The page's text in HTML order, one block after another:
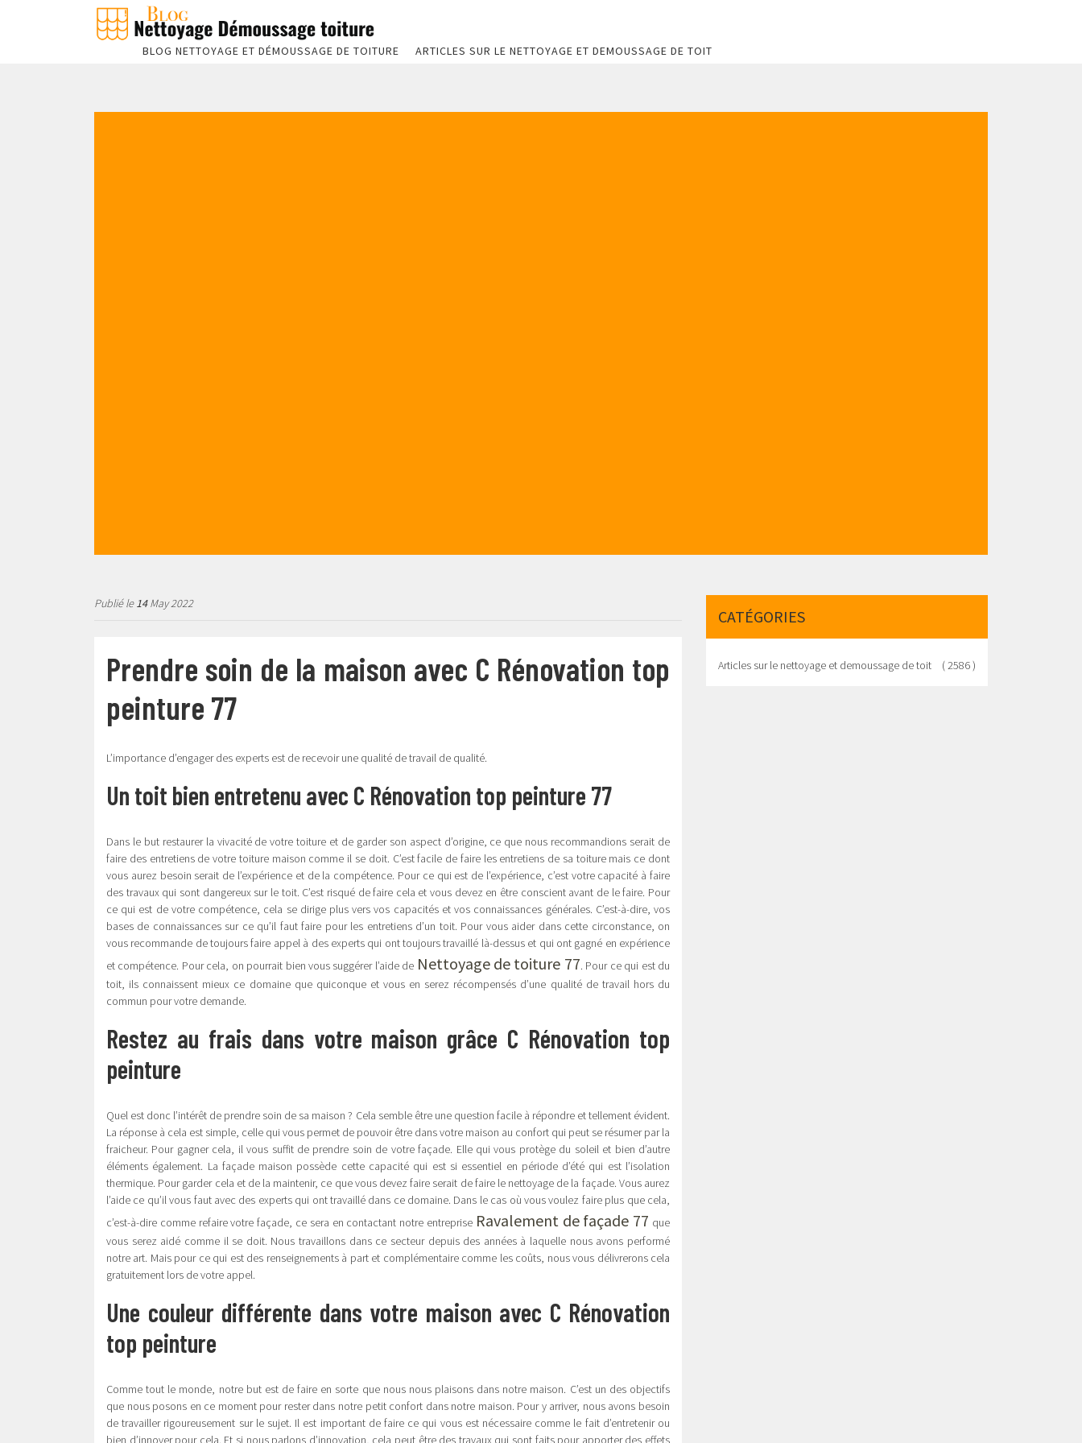
BLOG NETTOYAGE ET DÉMOUSSAGE DE TOITURE ARTICLES SUR LE NETTOYAGE ET DEMOUSSAGE DE TOIT
Publié le14May 2022
Prendre soin de la maison avec C Rénovation top
peinture 77
L’importance d’engager des experts est de recevoir une qualité de travail de qualité.
Un toit bien entretenu avec C Rénovation top peinture 77
Dans le but restaurer la vivacité de votre toiture et de garder son aspect d’origine, ce que nous recommandions serait de
faire des entretiens de votre toiture maison comme il se doit. C’est facile de faire les entretiens de sa toiture mais ce dont
vous aurez besoin serait de l’expérience et de la compétence. Pour ce qui est de l’expérience, c’est votre capacité à faire
des travaux qui sont dangereux sur le toit. C’est risqué de faire cela et vous devez en être conscient avant de le faire. Pour
ce qui est de votre compétence, cela se dirige plus vers vos capacités et vos connaissances générales. C’est-à-dire, vos
bases de connaissances sur ce qu’il faut faire pour les entretiens d’un toit. Pour vous aider dans cette circonstance, on
vous recommande de toujours faire appel à des experts qui ont toujours travaillé là-dessus et qui ont gagné en expérience
et compétence. Pour cela, on pourrait bien vous suggérer l’aide de Nettoyage de toiture 77. Pour ce qui est du
toit, ils connaissent mieux ce domaine que quiconque et vous en serez récompensés d’une qualité de travail hors du
commun pour votre demande.
Restez au frais dans votre maison grâce C Rénovation top
peinture
Quel est donc l’intérêt de prendre soin de sa maison ? Cela semble être une question facile à répondre et tellement évident.
La réponse à cela est simple, celle qui vous permet de pouvoir être dans votre maison au confort qui peut se résumer par la
fraicheur. Pour gagner cela, il vous suffit de prendre soin de votre façade. Elle qui vous protège du soleil et bien d’autre
éléments également. La façade maison possède cette capacité qui est si essentiel en période d’été qui est l’isolation
thermique. Pour garder cela et de la maintenir, ce que vous devez faire serait de faire le nettoyage de la façade. Vous aurez
l’aide ce qu’il vous faut avec des experts qui ont travaillé dans ce domaine. Dans le cas où vous voulez faire plus que cela,
c’est-à-dire comme refaire votre façade, ce sera en contactant notre entreprise Ravalement de façade 77 que
vous serez aidé comme il se doit. Nous travaillons dans ce secteur depuis des années à laquelle nous avons performé
notre art. Mais pour ce qui est des renseignements à part et complémentaire comme les coûts, nous vous délivrerons cela
gratuitement lors de votre appel.
Une couleur différente dans votre maison avec C Rénovation
top peinture
Comme tout le monde, notre but est de faire en sorte que nous nous plaisons dans notre maison. C’est un des objectifs
que nous posons en ce moment pour rester dans notre petit confort dans notre maison. Pour y arriver, nous avons besoin
de travailler rigoureusement sur le sujet. Il est important de faire ce qui vous est nécessaire comme le fait d’entretenir ou
CATÉGORIES
Articles sur le nettoyage et demoussage de toit ( 2586 )